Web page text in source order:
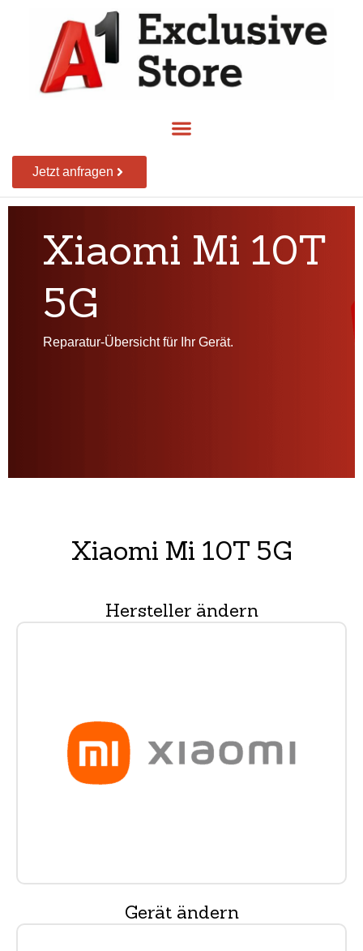
Jetzt anfragen
Xiaomi Mi 10T
5G
Reparatur-Übersicht für Ihr Gerät.
Xiaomi Mi 10T 5G
Hersteller ändern
Gerät ändern